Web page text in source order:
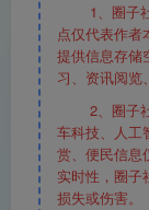
1、圈子
点仅代表作者
提供信息存储
习、资讯阅览
2、圈子
车科技、人工
赏、便民信息
实时性，圈子
损失或伤害。